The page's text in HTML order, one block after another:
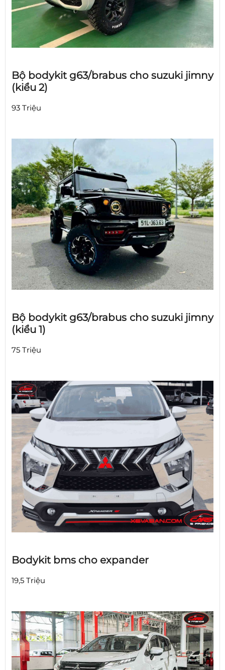
Bộ bodykit g63/brabus cho suzuki jimny
(kiểu 2)
93 Triệu
Bộ bodykit g63/brabus cho suzuki jimny
(kiểu 1)
75 Triệu
Bodykit bms cho expander
19,5 Triệu